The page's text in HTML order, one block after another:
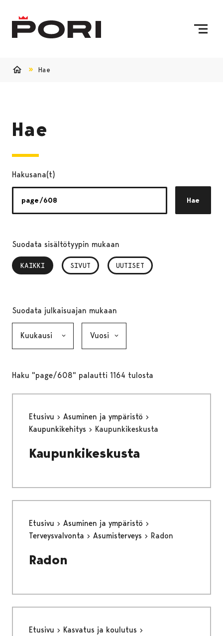
Hae
Hae
Hakusana(t)
Hae
Suodata sisältötyypin mukaan
KAIKKI
, VALITTU SIVUT UUTISET
Suodata julkaisuajan mukaan
Haku "page/608" palautti 1164 tulosta
Etusivu
Asuminen ja ympäristö
Kaupunkikehitys
Kaupunkikeskusta
Kaupunkikeskusta
Etusivu
Asuminen ja ympäristö
Terveysvalvonta
Asumisterveys Radon
Radon
Etusivu
Kasvatus ja koulutus